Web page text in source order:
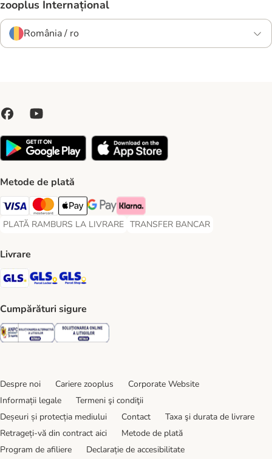
zooplus Internațional
România / ro
Metode de plată
Visa Payment Method
Master Card Payment Method
Apple Pay Payment Method
Google Pay Payment Method
Klarna Payment Method
PLATĂ RAMBURS LA LIVRARE
PLATĂ RAMBURS LA LIVRARE Payment Method
TRANSFER BANCAR
TRANSFER BANCAR Payment
Livrare
GLS Shipping Method
GLS Locker Shipping Method
Cumpărături sigure
Security Security
Despre noi Cariere zooplus
Corporate Website
Informații legale
Termeni şi condiţii
Deșeuri și protecția mediului
Contact
Taxa şi durata de livrare
Retrageți-vă din contract aici
Metode de plată
Program de afiliere
Declarație de accesibilitate